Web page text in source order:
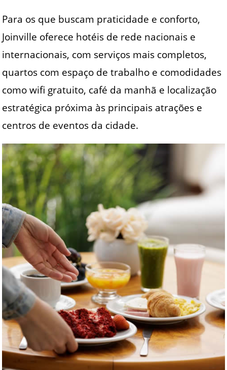
Para os que buscam praticidade e conforto,
Joinville oferece hotéis de rede nacionais e
internacionais, com serviços mais completos,
quartos com espaço de trabalho e comodidades
como wifi gratuito, café da manhã e localização
estratégica próxima às principais atrações e
centros de eventos da cidade.